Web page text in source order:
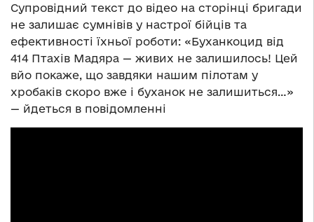
Супровідний текст до відео на сторінці бригади
не залишає сумнівів у настрої бійців та
ефективності їхньої роботи: «Буханкоцид від
414 Птахів Мадяра — живих не залишилось! Цей
вйо покаже, що завдяки нашим пілотам у
хробаків скоро вже і буханок не залишиться…»
— йдеться в повідомленні